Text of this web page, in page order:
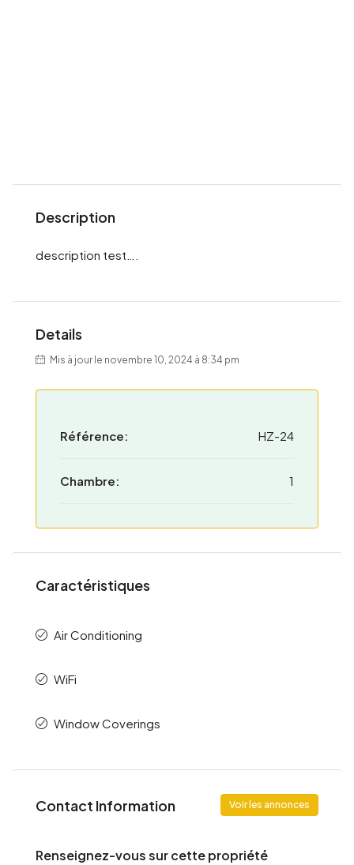
Description
description test….
Details
Mis à jour le novembre 10, 2024 à 8:34 pm
Référence: HZ-24
Chambre: 1
Caractéristiques
Air Conditioning
WiFi
Window Coverings
Contact Information Voir les annonces
Renseignez-vous sur cette propriété